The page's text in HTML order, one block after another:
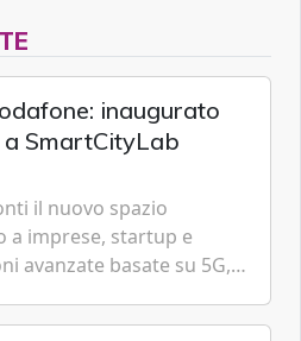
inaugurato
a SmartCityLab
il nuovo spazio
a imprese, startup e
avanzate basate su 5G,